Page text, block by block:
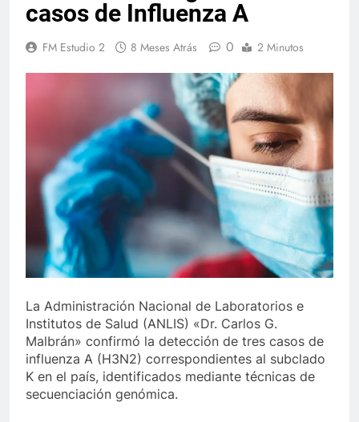
casos de Influenza A
FM Estudio 2 8 Meses Atrás 0 2 Minutos
La Administración Nacional de Laboratorios e
Institutos de Salud (ANLIS) «Dr. Carlos G.
Malbrán» confirmó la detección de tres casos de
influenza A (H3N2) correspondientes al subclado
K en el país, identificados mediante técnicas de
secuenciación genómica.